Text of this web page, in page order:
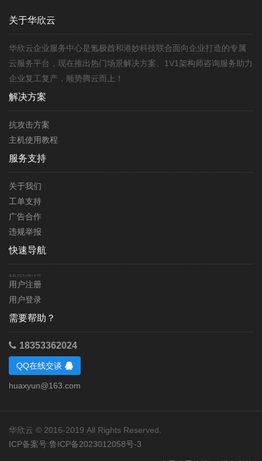
关于华欣云
华欣云企业服务中心是氪极酋和港妙科技联合面向企业打造的专属
云服务平台，现在推出热门场景解决方案、1V1架构师咨询服务助力
企业复工复产，顺势腾云而上！
解决方案
抗攻击方案
主机使用教程
服务支持
关于我们
工单支持
广告合作
违规举报
快速导航
找回密码
18353362024
QQ在线交谈
华欣云 © 2016-2019 All Rights Reserved.